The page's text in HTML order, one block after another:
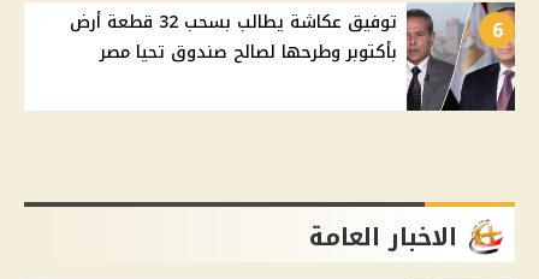
6
توفيق عكاشة يطالب بسحب 32 قطعة أرض
بأكتوبر وطرحها لصالح صندوق تحيا مصر
الاخبار العامة